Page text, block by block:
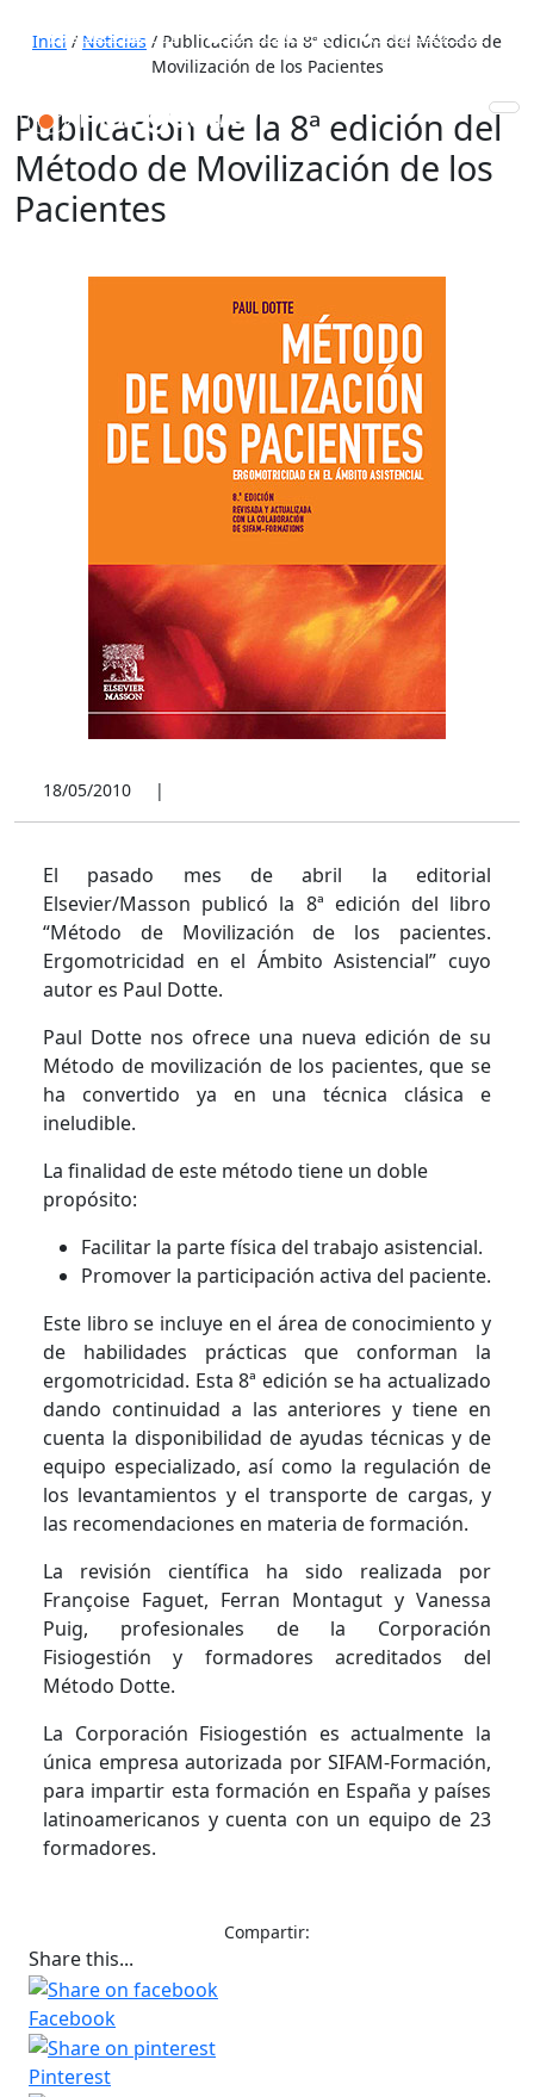
653 772 111 931 890 441 910 820 032
Inici / Noticias / Publicación de la 8ª edición del Método de
Movilización de los Pacientes
Publicación de la 8ª edición del
Método de Movilización de los
Pacientes
18/05/2010 |
El pasado mes de abril la editorial
Elsevier/Masson publicó la 8ª edición del libro
“Método de Movilización de los pacientes.
Ergomotricidad en el Ámbito Asistencial” cuyo
autor es Paul Dotte.
Paul Dotte nos ofrece una nueva edición de su
Método de movilización de los pacientes, que se
ha convertido ya en una técnica clásica e
ineludible.
La finalidad de este método tiene un doble
propósito:
Facilitar la parte física del trabajo asistencial.
Promover la participación activa del paciente.
Este libro se incluye en el área de conocimiento y
de habilidades prácticas que conforman la
ergomotricidad. Esta 8ª edición se ha actualizado
dando continuidad a las anteriores y tiene en
cuenta la disponibilidad de ayudas técnicas y de
equipo especializado, así como la regulación de
los levantamientos y el transporte de cargas, y
las recomendaciones en materia de formación.
La revisión científica ha sido realizada por
Françoise Faguet, Ferran Montagut y Vanessa
Puig, profesionales de la Corporación
Fisiogestión y formadores acreditados del
Método Dotte.
La Corporación Fisiogestión es actualmente la
única empresa autorizada por SIFAM-Formación,
para impartir esta formación en España y países
latinoamericanos y cuenta con un equipo de 23
formadores.
Compartir:
Share this...
Facebook
Pinterest